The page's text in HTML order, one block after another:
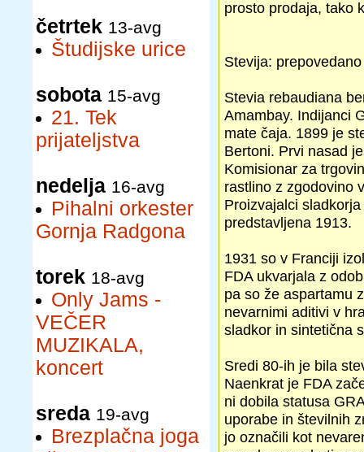
četrtek 13-avg
Študijske urice
sobota 15-avg
21. Tek
prijateljstva
nedelja 16-avg
Pihalni orkester
Gornja Radgona
torek 18-avg
Only Jams -
VEČER
MUZIKALA,
koncert
sreda 19-avg
Brezplačna joga
prosto prodaja, tako
Stevija:
Stevia rebaudiana
Amambay. Indijanci
mate čaja. 1899 je
Bertoni. Prvi nasad
Komisionar za
rastlino z zgodovino
Proizvajalci
predstavljena 1913.
1931 so v Franciji
FDA ukvarjala z
pa so že aspartamu
nevarnimi aditivi v
sladkor in sintetična
Sredi 80-ih je bila
Naenkrat je FDA
ni dobila statusa
uporabe in številnih
jo označili kot